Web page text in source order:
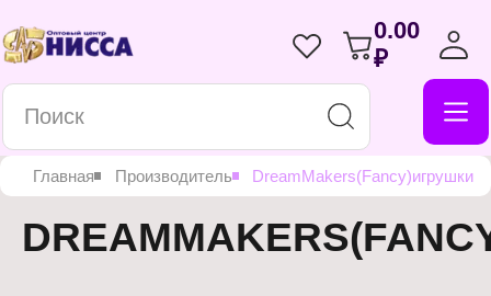
0.00
₽
Главная Производитель DreamMakers(Fancy)игрушки